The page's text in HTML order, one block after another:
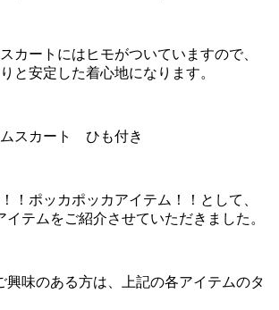
カートにはヒモがついていますので、
と安定した着心地になります。
！ポッカポッカアイテム！！として、
イテムをご紹介させていただきました。
興味のある方は、上記の各アイテムのタ